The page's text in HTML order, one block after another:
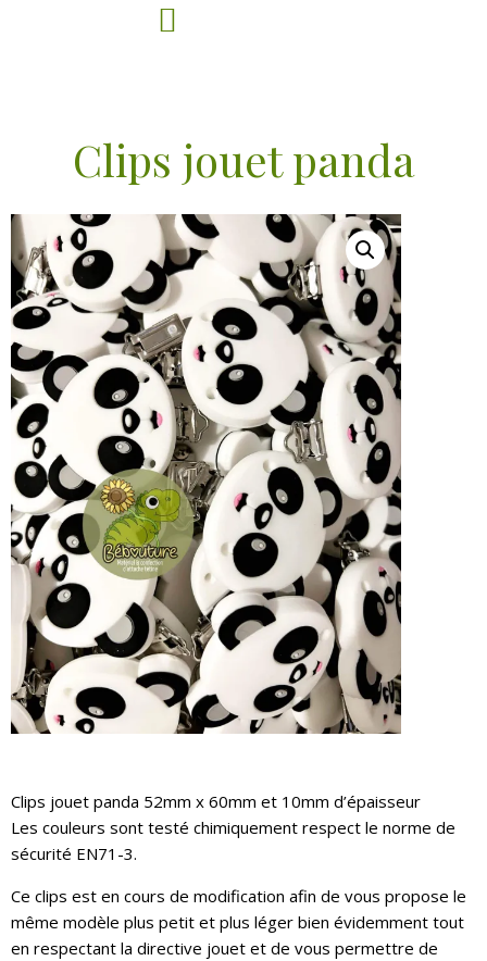
Clips jouet panda
Clips jouet panda 52mm x 60mm et 10mm d’épaisseur
Les couleurs sont testé chimiquement respect le norme de
sécurité EN71-3.
Ce clips est en cours de modification afin de vous propose le
même modèle plus petit et plus léger bien évidemment tout
en respectant la directive jouet et de vous permettre de